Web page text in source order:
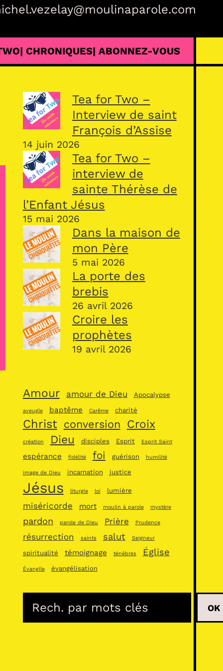
| CHRONIQUES| ABONNEZ-VOUS
Tea for Two –
Interview de saint
François d’Assise
14 juin 2026
Tea for Two –
interview de
sainte Thérèse de
l’Enfant Jésus
15 mai 2026
Dans la maison de
mon Père
5 mai 2026
La porte des
brebis
26 avril 2026
Croire les
prophètes
19 avril 2026
Amour amour de Dieu Apocalypse
aveugle baptême Carême charité
Christ conversion Croix
création Dieu disciples Esprit Esprit Saint
espérance fidélité foi guérison humilité
image de Dieu incarnation justice
Jésus liturgie loi lumière
miséricorde mort moulin à parole mystère
pardon parole de Dieu Prière Prudence
résurrection saints salut Seigneur
spiritualité témoignage ténèbres Église
Évangile évangélisation
OK